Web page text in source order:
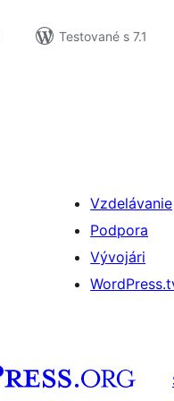
Testované s 7.1
Vzdelávanie
Podpora
Vývojári